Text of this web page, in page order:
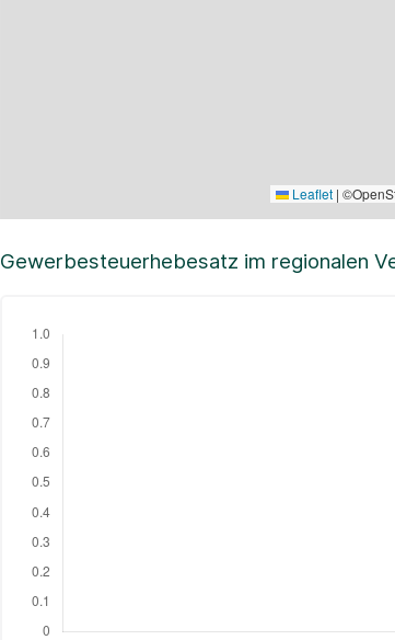
Leaflet |
Gewerbesteuerhebesatz im regionalen